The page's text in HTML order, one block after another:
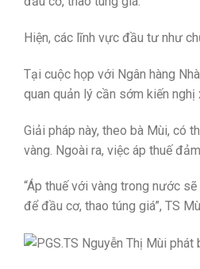
Hiện, các lĩnh vực đầu tư như
Tại cuộc họp với Ngân hàng
quan quản lý cần sớm kiến
Giải pháp này, theo bà Mùi, có
vàng. Ngoài ra, việc áp thuế
“Áp thuế với vàng trong nước
để đầu cơ, thao túng giá”, TS